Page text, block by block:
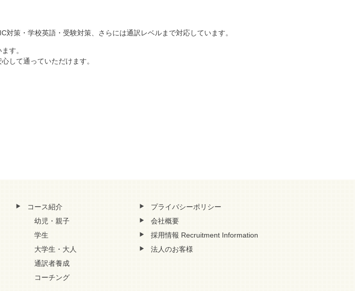
策・学校英語・受験対策、さらには通訳レベルまで対応しています。
す。
して通っていただけます。
コース紹介
幼児・親子
学生
大学生・大人
通訳者養成
コーチング
プライバシーポリシー
会社概要
採用情報 Recruitment Information
法人のお客様